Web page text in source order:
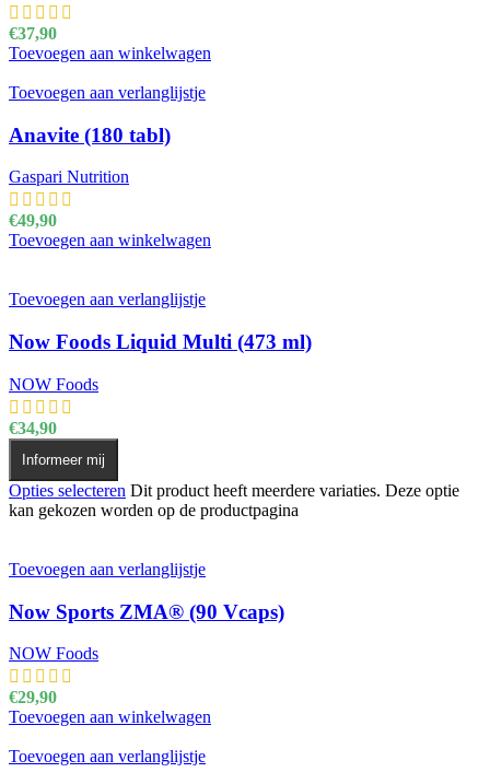
€37,90
Toevoegen aan winkelwagen
Toevoegen aan verlanglijstje
Anavite (180 tabl)
Gaspari Nutrition
€49,90
Toevoegen aan winkelwagen
Toevoegen aan verlanglijstje
Now Foods Liquid Multi (473 ml)
NOW Foods
€34,90
Informeer mij
Opties selecteren Dit product heeft meerdere variaties. Deze optie
kan gekozen worden op de productpagina
Toevoegen aan verlanglijstje
Now Sports ZMA® (90 Vcaps)
NOW Foods
€29,90
Toevoegen aan winkelwagen
Toevoegen aan verlanglijstje